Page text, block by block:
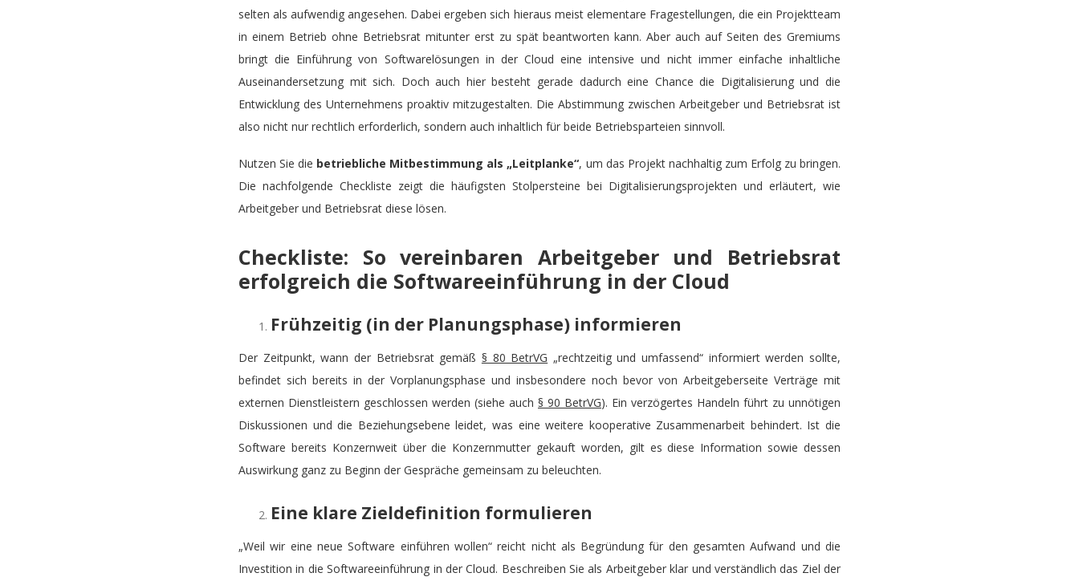
selten als aufwendig angesehen. Dabei ergeben sich hieraus meist elementare Fragestellungen, die ein Projektteam
in einem Betrieb ohne Betriebsrat mitunter erst zu spät beantworten kann. Aber auch auf Seiten des Gremiums
bringt die Einführung von Softwarelösungen in der Cloud eine intensive und nicht immer einfache inhaltliche
Auseinandersetzung mit sich. Doch auch hier besteht gerade dadurch eine Chance die Digitalisierung und die
Entwicklung des Unternehmens proaktiv mitzugestalten. Die Abstimmung zwischen Arbeitgeber und Betriebsrat ist
also nicht nur rechtlich erforderlich, sondern auch inhaltlich für beide Betriebsparteien sinnvoll.
Nutzen Sie die betriebliche Mitbestimmung als „Leitplanke“, um das Projekt nachhaltig zum Erfolg zu bringen.
Die nachfolgende Checkliste zeigt die häufigsten Stolpersteine bei Digitalisierungsprojekten und erläutert, wie
Arbeitgeber und Betriebsrat diese lösen.
Checkliste: So vereinbaren Arbeitgeber und Betriebsrat
erfolgreich die Softwareeinführung in der Cloud
Frühzeitig (in der Planungsphase) informieren
Der Zeitpunkt, wann der Betriebsrat gemäß § 80 BetrVG „rechtzeitig und umfassend“ informiert werden sollte,
befindet sich bereits in der Vorplanungsphase und insbesondere noch bevor von Arbeitgeberseite Verträge mit
externen Dienstleistern geschlossen werden (siehe auch § 90 BetrVG). Ein verzögertes Handeln führt zu unnötigen
Diskussionen und die Beziehungsebene leidet, was eine weitere kooperative Zusammenarbeit behindert. Ist die
Software bereits Konzernweit über die Konzernmutter gekauft worden, gilt es diese Information sowie dessen
Auswirkung ganz zu Beginn der Gespräche gemeinsam zu beleuchten.
Eine klare Zieldefinition formulieren
„Weil wir eine neue Software einführen wollen“ reicht nicht als Begründung für den gesamten Aufwand und die
Investition in die Softwareeinführung in der Cloud. Beschreiben Sie als Arbeitgeber klar und verständlich das Ziel der